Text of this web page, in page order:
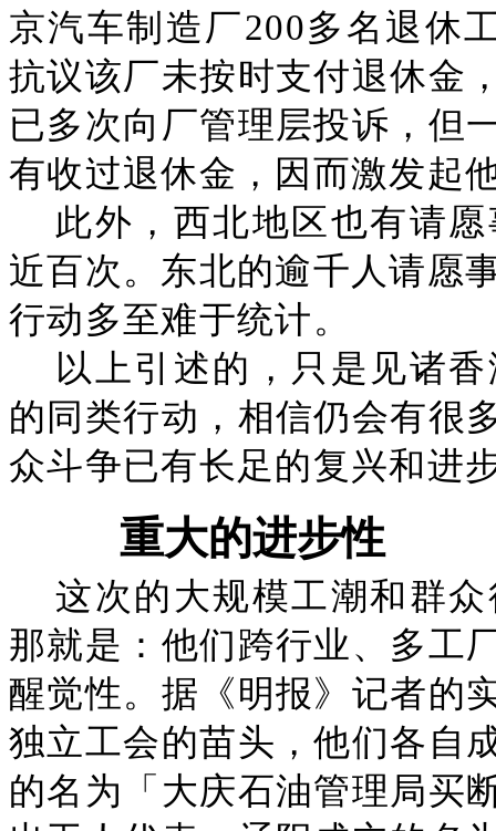
京汽车制造厂200多名退休
抗议该厂未按时支付退休金
已多次向厂管理层投诉，但
有收过退休金，因而激发起
此外，西北地区也有请
近百次。东北的逾千人请愿
行动多至难于统计。
以上引述的，只是见诸
的同类行动，相信仍会有很
众斗争已有长足的复兴和进
重大的进步性
这次的大规模工潮和群
那就是：他们跨行业、多工
醒觉性。据《明报》记者的
独立工会的苗头，他们各自
的名为「大庆石油管理局买